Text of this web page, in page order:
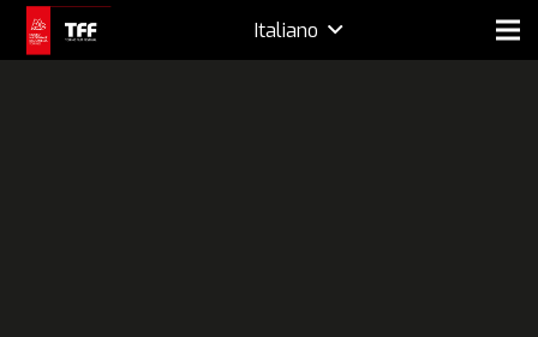
Italiano